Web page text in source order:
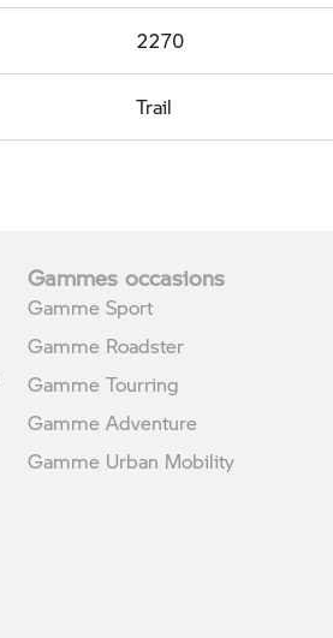
2270
Trail
Gammes occasions
Gamme Sport
Gamme Roadster
Gamme Tourring
Gamme Adventure
Gamme Urban Mobility